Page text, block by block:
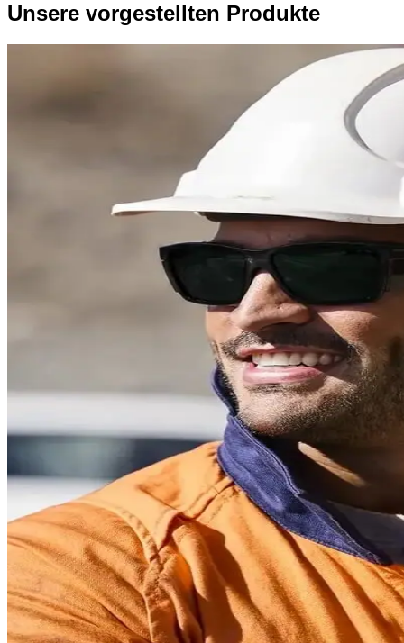
Unsere vorgestellten Produkte